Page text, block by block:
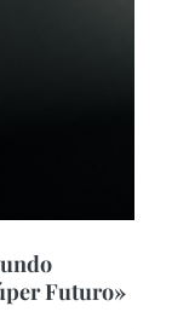
Futuro»